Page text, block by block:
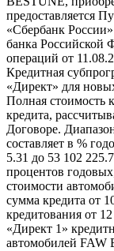
предоставляется
«Сбербанк
банка Российской
операций от
Кредитная
«Директ» для
Полная стоимость
кредита,
Договоре.
составляет в %
5.31 до 53 102
процентов
стоимости
сумма кредита от
кредитования от
«Директ 1»
автомобилей FAW